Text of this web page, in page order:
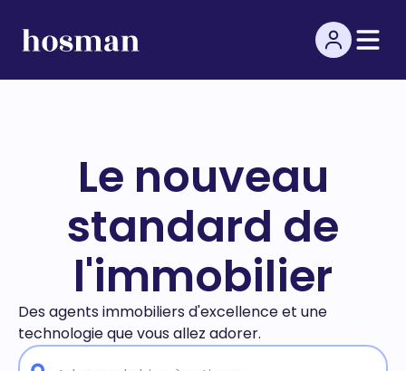
Le nouveau
standard de
l'immobilier
Des agents immobiliers d'excellence et une
technologieque vous allez adorer.